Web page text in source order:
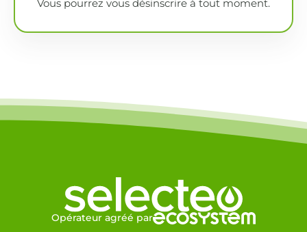
Vous pourrez vous désinscrire à tout moment.
Opérateur agréé par